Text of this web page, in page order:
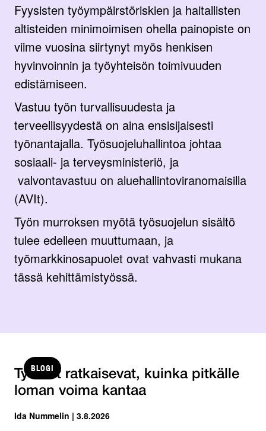
Fyysisten työympäirstöriskien ja haitallisten
altisteiden minimoimisen ohella painopiste on
viime vuosina siirtynyt myös henkisen
hyvinvoinnin ja työyhteisön toimivuuden
edistämiseen.
Vastuu työn turvallisuudesta ja
terveellisyydestä on aina ensisijaisesti
työnantajalla. Työsuojeluhallintoa johtaa
sosiaali- ja terveysministeriö, ja
valvontavastuu on aluehallintoviranomaisilla
(AVIt).
Työn murroksen myötä työsuojelun sisältö
tulee edelleen muuttumaan, ja
työmarkkinosapuolet ovat vahvasti mukana
tässä kehittämistyössä.
BLOGI
Työolot ratkaisevat, kuinka pitkälle
loman voima kantaa
Ida Nummelin | 3.8.2026